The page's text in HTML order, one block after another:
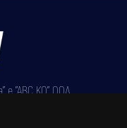
е "АВС КО" ООД,